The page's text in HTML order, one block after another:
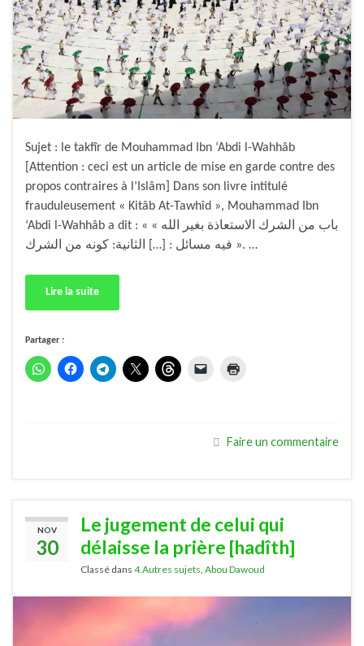
Sujet : le takfîr de Mouhammad Ibn ‘Abdi l-Wahhâb
[Attention : ceci est un article de mise en garde contre des
propos contraires à l’Islâm] Dans son livre intitulé
frauduleusement « Kitâb At-Tawhîd », Mouhammad Ibn
‘Abdi l-Wahhâb a dit : « باب من الشرك الاستعاذة بغير الله »
« فيه مسائل : […] الثانية: كونه من الشرك. …
Lire la suite
Partager :
Faire un commentaire
NOV
30
Le jugement de celui qui
délaisse la prière [hadîth]
Classé dans 4.Autres sujets Abou Dawoud